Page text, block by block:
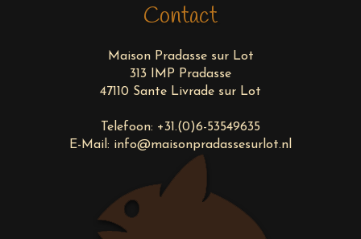
Contact
Maison Pradasse sur Lot
313 IMP Pradasse
47110 Sante Livrade sur Lot
Telefoon: +31.(0)6-53549635
E-Mail: info@maisonpradassesurlot.nl